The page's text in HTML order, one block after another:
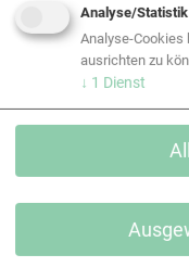
EQUANS
Lagerstrasse 8, CH-
www.equans-
Analyse/Statistik
Analyse-Cookies
ausrichten zu
↓ 1 Dienst